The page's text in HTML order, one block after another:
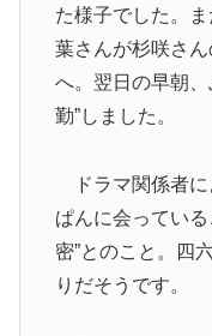
た様子でした。
葉さんが杉咲さ
へ。翌日の早朝
勤”しました。
ドラマ関係者に
ぱんに会ってい
密”とのこと。四
りだそうです。